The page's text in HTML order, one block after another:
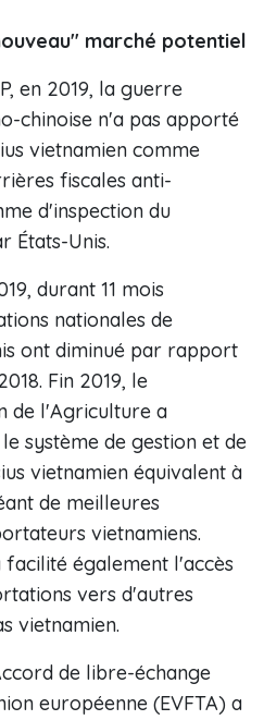
marché potentiel
en 2019, la guerre
chinoise n'a pas apporté
vietnamien comme
fiscales anti-
d'inspection du
États-Unis.
durant 11 mois
nationales de
ont diminué par rapport
Fin 2019, le
de l'Agriculture a
système de gestion et de
vietnamien équivalent à
de meilleures
vietnamiens.
facilité également l'accès
vers d'autres
vietnamien.
de libre-échange
européenne (EVFTA) a